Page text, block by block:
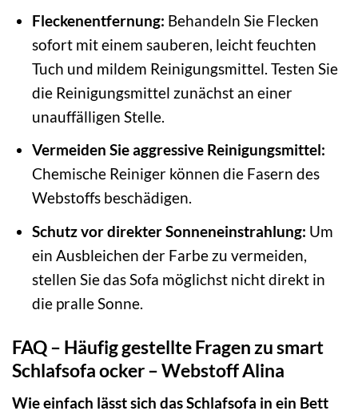
Fleckenentfernung: Behandeln Sie Flecken
sofort mit einem sauberen, leicht feuchten
Tuch und mildem Reinigungsmittel. Testen Sie
die Reinigungsmittel zunächst an einer
unauffälligen Stelle.
Vermeiden Sie aggressive Reinigungsmittel:
Chemische Reiniger können die Fasern des
Webstoffs beschädigen.
Schutz vor direkter Sonneneinstrahlung: Um
ein Ausbleichen der Farbe zu vermeiden,
stellen Sie das Sofa möglichst nicht direkt in
die pralle Sonne.
FAQ – Häufig gestellte Fragen zu smart
Schlafsofa ocker – Webstoff Alina
Wie einfach lässt sich das Schlafsofa in ein Bett